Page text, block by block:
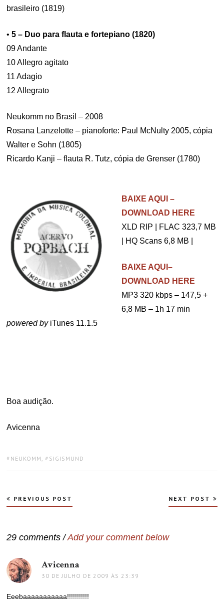
brasileiro (1819)
•5 – Duo para flauta e fortepiano (1820)
09 Andante
10 Allegro agitato
11 Adagio
12 Allegrato
Neukomm no Brasil – 2008
Rosana Lanzelotte – pianoforte: Paul McNulty 2005, cópia
Walter e Sohn (1805)
Ricardo Kanji – flauta R. Tutz, cópia de Grenser (1780)
BAIXE AQUI –
DOWNLOAD HERE
XLD RIP | FLAC 323,7 MB
| HQ Scans 6,8 MB |
BAIXE AQUI–
DOWNLOAD HERE
MP3 320 kbps – 147,5 +
6,8 MB – 1h 17 min
powered byiTunes 11.1.5
Boa audição.
Avicenna
TAGS:
NEUKOMM , SIGISMUND
Navegação
de
PREVIOUS POST NEXT POST
29 comments /Add your comment below
Avicenna
30 DE JULHO DE 2009 ÀS 23:39
Eeebaaaaaaaaaaa!!!!!!!!!!!